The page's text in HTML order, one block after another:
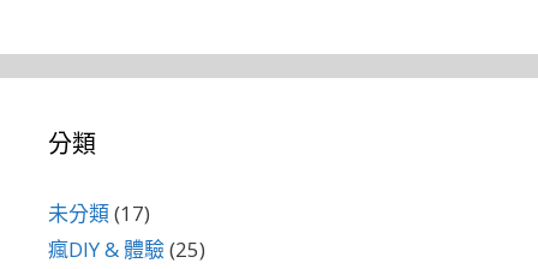
分類
未分類(17)
瘋DIY & 體驗(25)